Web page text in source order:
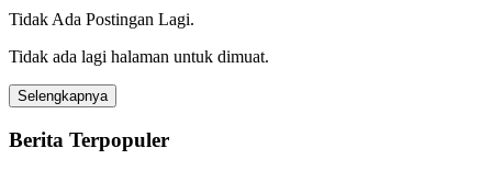
Tidak Ada Postingan Lagi.
Tidak ada lagi halaman untuk dimuat.
Selengkapnya
Berita Terpopuler